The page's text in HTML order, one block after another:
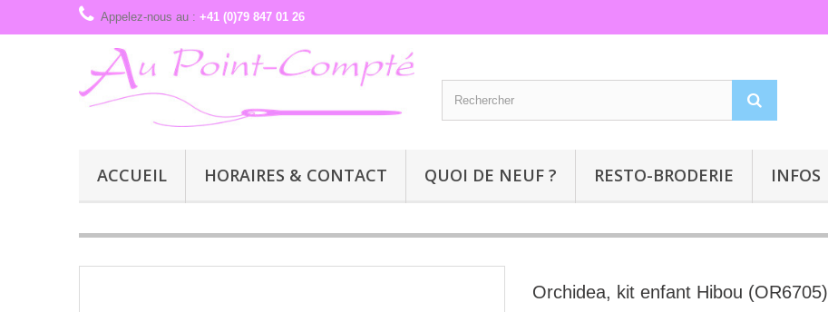
Appelez-nous au : +41 (0)79 847 01 26
ACCUEIL HORAIRES & CONTACT QUOI DE NEUF ? RESTO-BRODERIE INFOS
Orchidea, kit enfant Hibou (OR6705)